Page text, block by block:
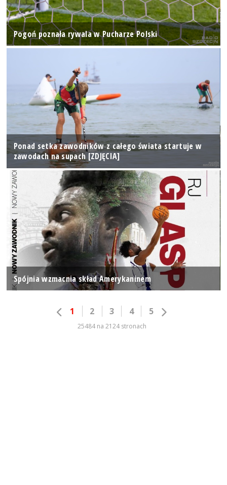
Pogoń poznała rywala w Pucharze Polski
Ponad setka zawodników z całego świata startuje w
zawodach na supach [ZDJĘCIA]
Spójnia wzmacnia skład Amerykaninem
1 2 3 4 5
25484 na 2124 stronach